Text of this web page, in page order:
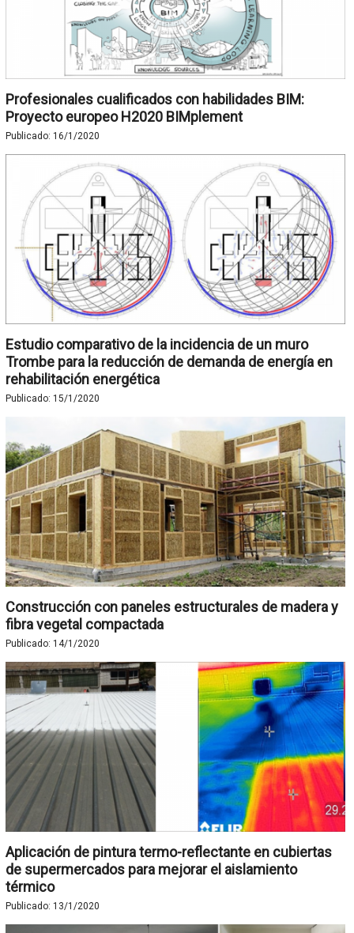
Profesionales cualificados con habilidades BIM:
Proyecto europeo H2020 BIMplement
Publicado: 16/1/2020
Estudio comparativo de la incidencia de un muro
Trombe para la reducción de demanda de energía en
rehabilitación energética
Publicado: 15/1/2020
Construcción con paneles estructurales de madera y
fibra vegetal compactada
Publicado: 14/1/2020
Aplicación de pintura termo-reflectante en cubiertas
de supermercados para mejorar el aislamiento
térmico
Publicado: 13/1/2020